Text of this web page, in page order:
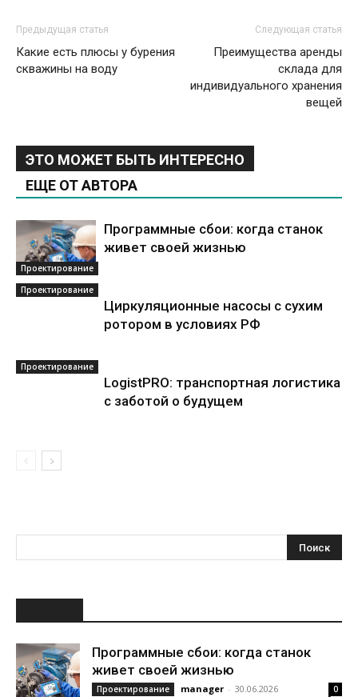
Предыдущая статья
Какие есть плюсы у бурения
скважины на воду
Следующая статья
Преимущества аренды
склада для
индивидуального хранения
вещей
ЭТО МОЖЕТ БЫТЬ ИНТЕРЕСНО
ЕЩЕ ОТ АВТОРА
Проектирование
Программные сбои: когда станок
живет своей жизнью
Проектирование
Циркуляционные насосы с сухим
ротором в условиях РФ
Проектирование
LogistPRO: транспортная логистика
с заботой о будущем
Программные сбои: когда станок
живет своей жизнью
Проектирование manager - 30.06.2026 0